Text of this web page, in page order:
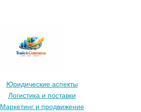
Юридические аспекты
Логистика и поставки
Маркетинг и продвижение